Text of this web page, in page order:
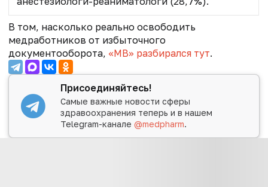
В том, насколько реально освободить
медработников от избыточного
документооборота, «МВ» разбирался тут.
Присоединяйтесь!
Самые важные новости сферы
здравоохранения теперь и в нашем
Telegram-канале@medpharm.